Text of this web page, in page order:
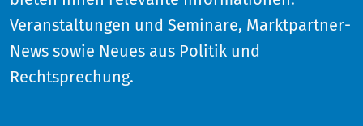
Veranstaltungen und Seminare, Marktpartner-
News sowie Neues aus Politik und
Rechtsprechung.